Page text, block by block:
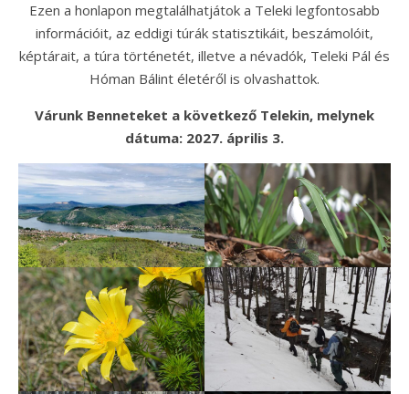
Ezen a honlapon megtalálhatjátok a Teleki legfontosabb
információit, az eddigi túrák statisztikáit, beszámolóit,
képtárait, a túra történetét, illetve a névadók, Teleki Pál és
Hóman Bálint életéről is olvashattok.
Várunk Benneteket a következő Telekin, melynek
dátuma: 2027. április 3.